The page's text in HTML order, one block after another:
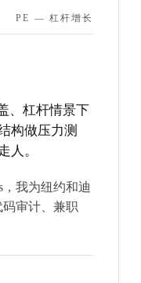
PE — 杠杆增长
、杠杆情景下
构做压力测
人。
，我为纽约和迪
审计、兼职